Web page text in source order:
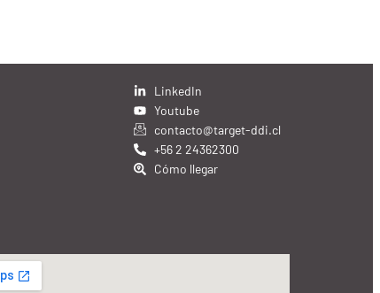
LinkedIn
Youtube
contacto@target-ddi.cl
+56 2 24362300
Cómo llegar